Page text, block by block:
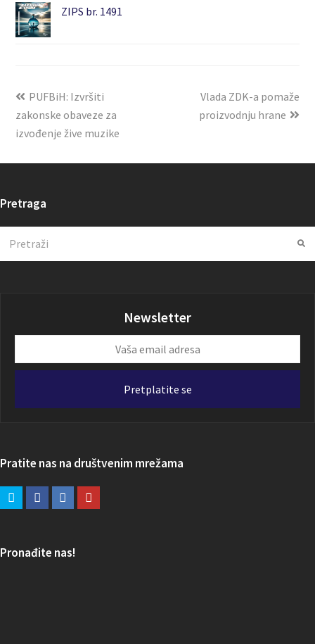
ZIPS br. 1491
PUFBiH: Izvršiti
zakonske obaveze za
izvođenje žive muzike
Vlada ZDK-a pomaže
proizvodnju hrane
Pretraga
Newsletter
email
Pretplatite se
Pratite nas na društvenim mrežama
Pronađite nas!